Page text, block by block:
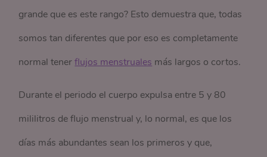
grande que es este rango? Esto demuestra que, todas
somos tan diferentes que por eso es completamente
normal tenerflujos menstruales más largos o cortos.
Durante el periodo el cuerpo expulsa entre 5 y 80
mililitros de flujo menstrual y, lo normal, es que los
días más abundantes sean los primeros y que,